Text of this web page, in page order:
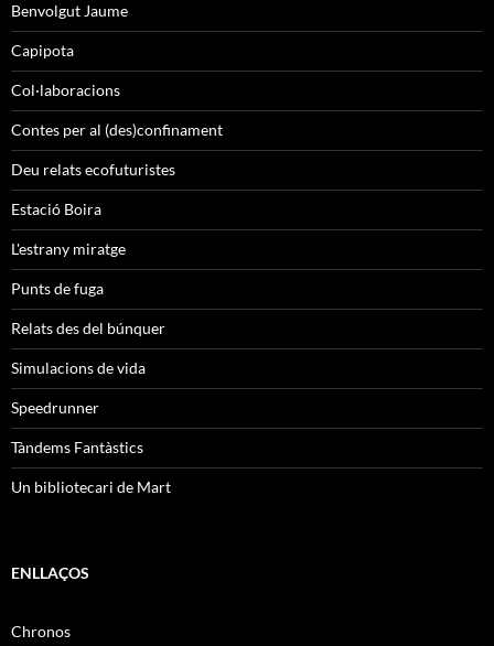
Benvolgut Jaume
Capipota
Col·laboracions
Contes per al (des)confinament
Deu relats ecofuturistes
Estació Boira
L'estrany miratge
Punts de fuga
Relats des del búnquer
Simulacions de vida
Speedrunner
Tàndems Fantàstics
Un bibliotecari de Mart
ENLLAÇOS
Chronos